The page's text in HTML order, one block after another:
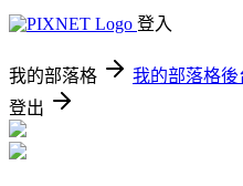
登入
我的部落格 我的部落格後
登出